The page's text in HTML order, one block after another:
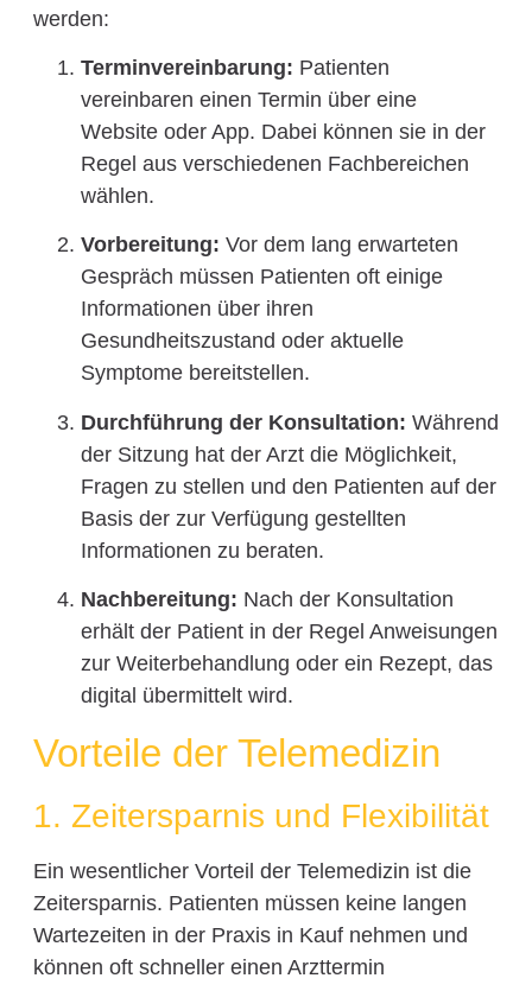
werden:
Terminvereinbarung: Patienten
vereinbaren einen Termin über eine
Website oder App. Dabei können sie in der
Regel aus verschiedenen Fachbereichen
wählen.
Vorbereitung: Vor dem lang erwarteten
Gespräch müssen Patienten oft einige
Informationen über ihren
Gesundheitszustand oder aktuelle
Symptome bereitstellen.
Durchführung der Konsultation: Während
der Sitzung hat der Arzt die Möglichkeit,
Fragen zu stellen und den Patienten auf der
Basis der zur Verfügung gestellten
Informationen zu beraten.
Nachbereitung: Nach der Konsultation
erhält der Patient in der Regel Anweisungen
zur Weiterbehandlung oder ein Rezept, das
digital übermittelt wird.
Vorteile der Telemedizin
1. Zeitersparnis und Flexibilität
Ein wesentlicher Vorteil der Telemedizin ist die
Zeitersparnis. Patienten müssen keine langen
Wartezeiten in der Praxis in Kauf nehmen und
können oft schneller einen Arzttermin